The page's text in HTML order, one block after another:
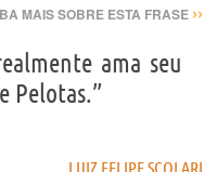
MAIS SOBRE ESTA FRASE ››
ama seu
Pelotas.”
LUIZ FELIPE SCOLARI